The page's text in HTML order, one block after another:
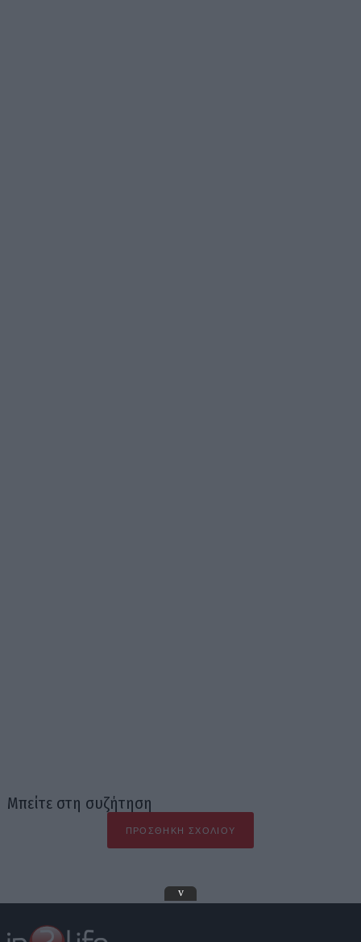
Μπείτε στη συζήτηση
ΠΡΟΣΘΉΚΗ ΣΧΟΛΊΟΥ
v